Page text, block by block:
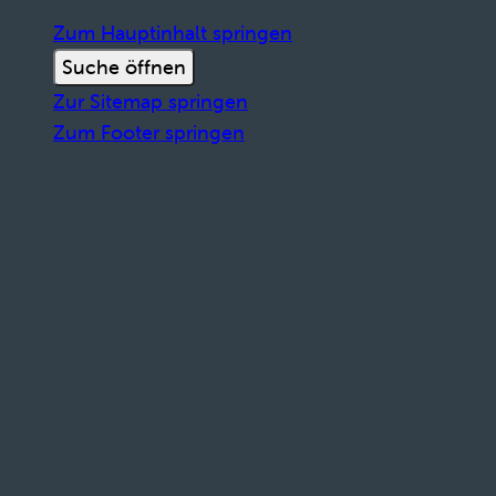
Zum Hauptinhalt springen
Suche öffnen
Zur Sitemap springen
Zum Footer springen